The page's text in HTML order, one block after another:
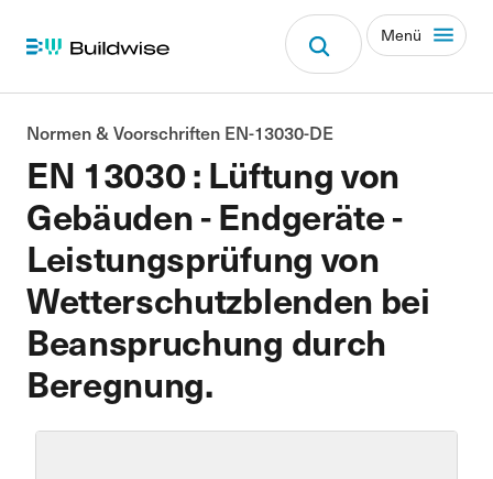
Menü
EN 13030 : Lüftung von
Gebäuden - Endgeräte -
Leistungsprüfung von
Wetterschutzblenden bei
Beanspruchung durch
Beregnung.
Normen & Voorschriften EN-13030-DE